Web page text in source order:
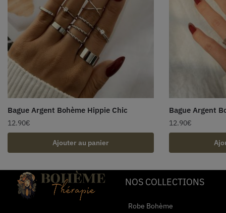
Bague Argent Bohème Hippie Chic
12.90€
Ajouter au panier
Bague Argent
12.90€
NOS COLLECTIONS
Robe Bohème